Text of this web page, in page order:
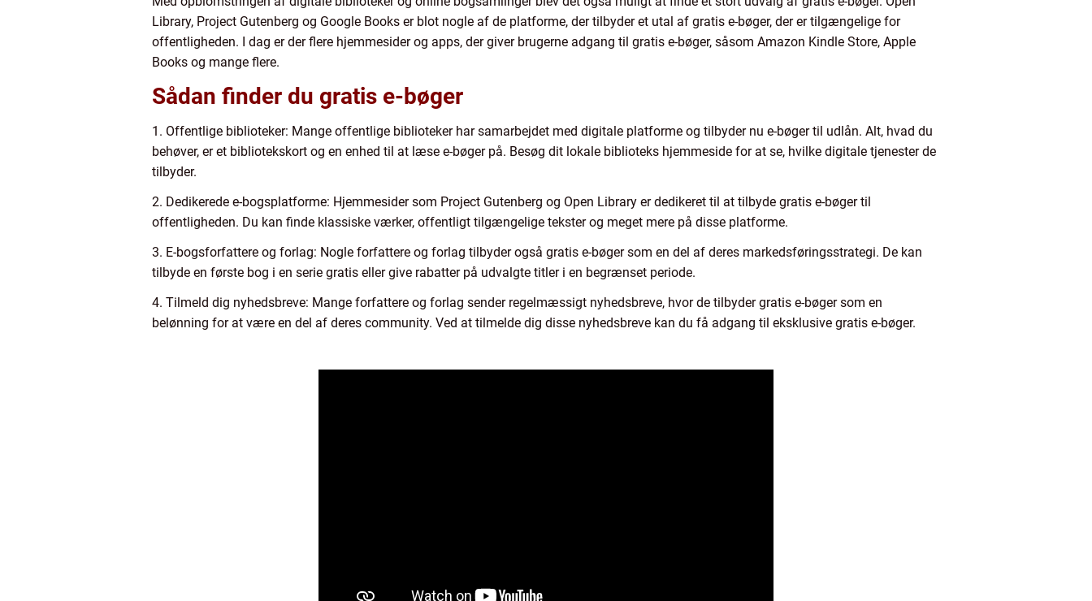
Library, Project Gutenberg og Google Books er blot nogle af de platforme, der tilbyder et utal af gratis e-bøger, der er tilgængelige for
offentligheden. I dag er der flere hjemmesider og apps, der giver brugerne adgang til gratis e-bøger, såsom Amazon Kindle Store, Apple
Books og mange flere.
Sådan finder du gratis e-bøger
1. Offentlige biblioteker: Mange offentlige biblioteker har samarbejdet med digitale platforme og tilbyder nu e-bøger til udlån. Alt, hvad du
behøver, er et bibliotekskort og en enhed til at læse e-bøger på. Besøg dit lokale biblioteks hjemmeside for at se, hvilke digitale tjenester de
tilbyder.
2. Dedikerede e-bogsplatforme: Hjemmesider som Project Gutenberg og Open Library er dedikeret til at tilbyde gratis e-bøger til
offentligheden. Du kan finde klassiske værker, offentligt tilgængelige tekster og meget mere på disse platforme.
3. E-bogsforfattere og forlag: Nogle forfattere og forlag tilbyder også gratis e-bøger som en del af deres markedsføringsstrategi. De kan
tilbyde en første bog i en serie gratis eller give rabatter på udvalgte titler i en begrænset periode.
4. Tilmeld dig nyhedsbreve: Mange forfattere og forlag sender regelmæssigt nyhedsbreve, hvor de tilbyder gratis e-bøger som en
belønning for at være en del af deres community. Ved at tilmelde dig disse nyhedsbreve kan du få adgang til eksklusive gratis e-bøger.